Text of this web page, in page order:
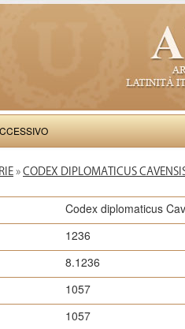
» CODEX DIPLOMATICUS
Codex diplomaticus
1236
8.1236
1057
1057